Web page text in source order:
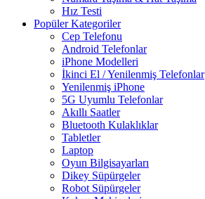
Hız Testi
Popüler Kategoriler
Cep Telefonu
Android Telefonlar
iPhone Modelleri
İkinci El / Yenilenmiş Telefonlar
Yenilenmiş iPhone
5G Uyumlu Telefonlar
Akıllı Saatler
Bluetooth Kulaklıklar
Tabletler
Laptop
Oyun Bilgisayarları
Dikey Süpürgeler
Robot Süpürgeler